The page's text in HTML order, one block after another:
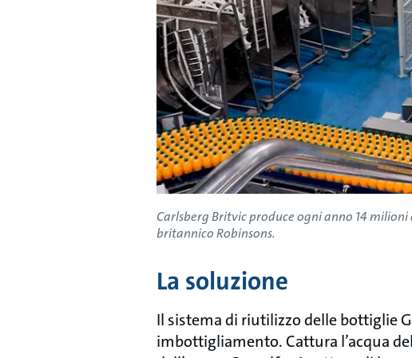
Carlsberg Britvic produce ogni anno 14 milioni
britannico Robinsons.
La soluzione
Il sistema di riutilizzo delle bottiglie
imbottigliamento. Cattura l’acqua